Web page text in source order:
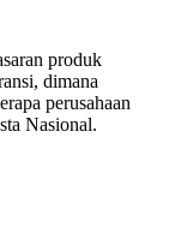
produk
dimana
perusahaan
Nasional.